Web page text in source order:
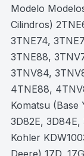
Modelo
Cilindros)
3TNE74,
3TNE88,
3TNV84,
4TNE88,
Komatsu (Base
3D82E,
Kohler